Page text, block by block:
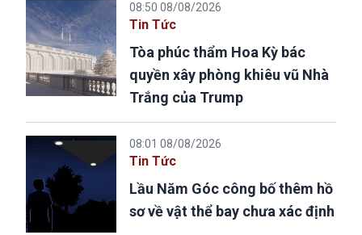
08:50 08/08/2026
Tin Tức
Tòa phúc thẩm Hoa Kỳ bác
quyền xây phòng khiêu vũ Nhà
Trắng của Trump
08:01 08/08/2026
Tin Tức
Lầu Năm Góc công bố thêm hồ
sơ về vật thể bay chưa xác định